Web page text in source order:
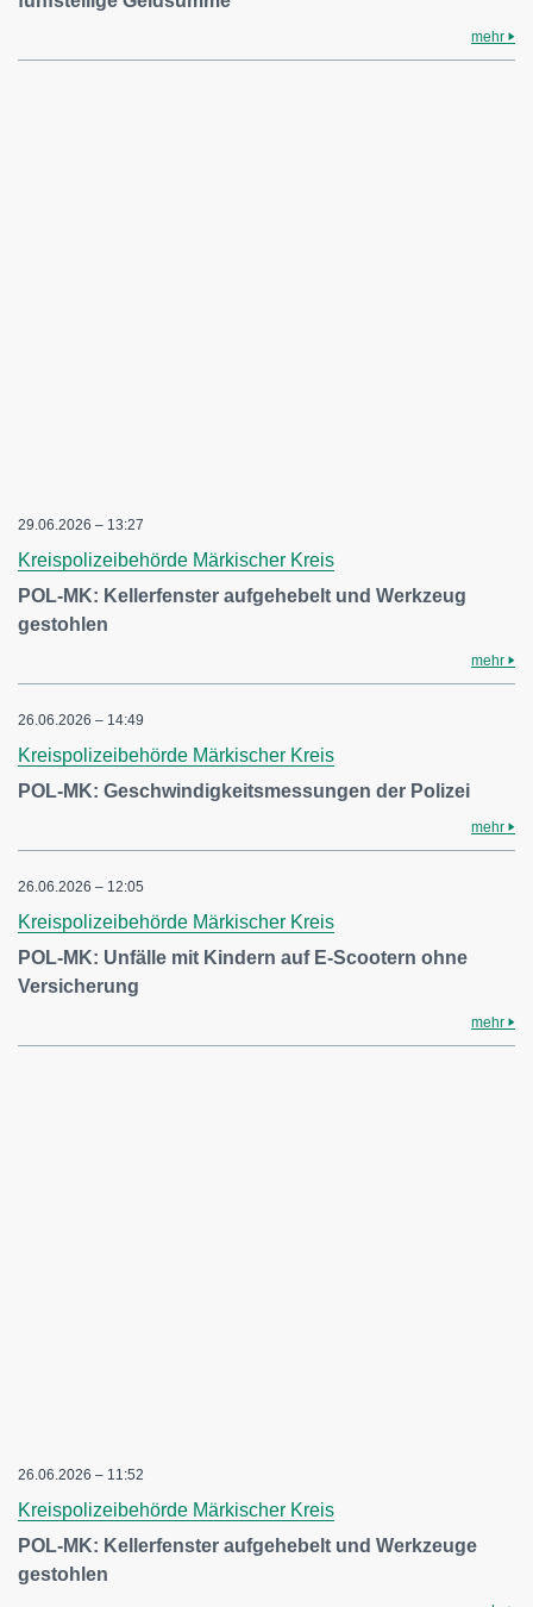
mehr
29.06.2026 – 13:27
Kreispolizeibehörde Märkischer Kreis
POL-MK: Kellerfenster aufgehebelt und Werkzeug
gestohlen
mehr
26.06.2026 – 14:49
Kreispolizeibehörde Märkischer Kreis
POL-MK: Geschwindigkeitsmessungen der Polizei
mehr
26.06.2026 – 12:05
Kreispolizeibehörde Märkischer Kreis
POL-MK: Unfälle mit Kindern auf E-Scootern ohne
Versicherung
mehr
26.06.2026 – 11:52
Kreispolizeibehörde Märkischer Kreis
POL-MK: Kellerfenster aufgehebelt und Werkzeuge
gestohlen